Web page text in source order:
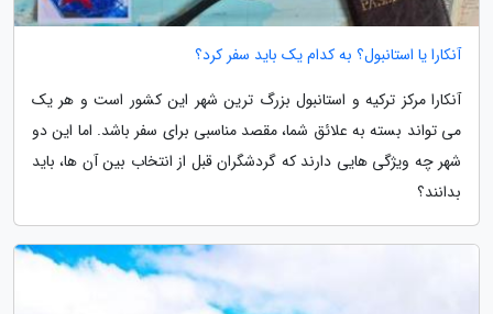
آنکارا یا استانبول؟ به کدام یک باید سفر کرد؟
آنکارا مرکز ترکیه و استانبول بزرگ ترین شهر این کشور است و هر یک
می تواند بسته به علائق شما، مقصد مناسبی برای سفر باشد. اما این دو
شهر چه ویژگی هایی دارند که گردشگران قبل از انتخاب بین آن ها، باید
بدانند؟